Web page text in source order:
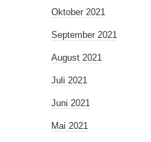
Oktober 2021
September 2021
August 2021
Juli 2021
Juni 2021
Mai 2021